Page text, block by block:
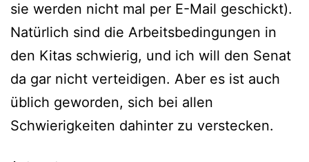
sie werden nicht mal per E-Mail geschickt).
Natürlich sind die Arbeitsbedingungen in
den Kitas schwierig, und ich will den Senat
da gar nicht verteidigen. Aber es ist auch
üblich geworden, sich bei allen
Schwierigkeiten dahinter zu verstecken.